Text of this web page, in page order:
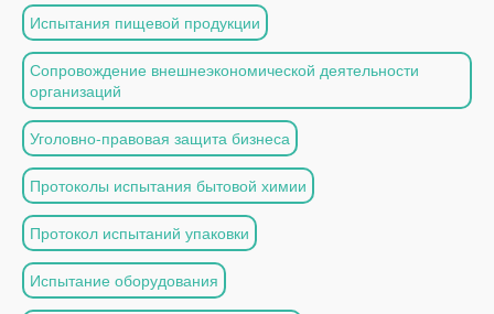
Испытания пищевой продукции
Сопровождение внешнеэкономической деятельности
организаций
Уголовно-правовая защита бизнеса
Протоколы испытания бытовой химии
Протокол испытаний упаковки
Испытание оборудования